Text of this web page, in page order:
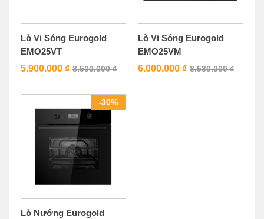
Lò Vi Sóng Eurogold
EMO25VT
5.900.000 ₫ 8.500.000₫
Lò Vi Sóng Eurogold
EMO25VM
6.000.000 ₫ 8.580.000₫
-30%
Lò Nướng Eurogold